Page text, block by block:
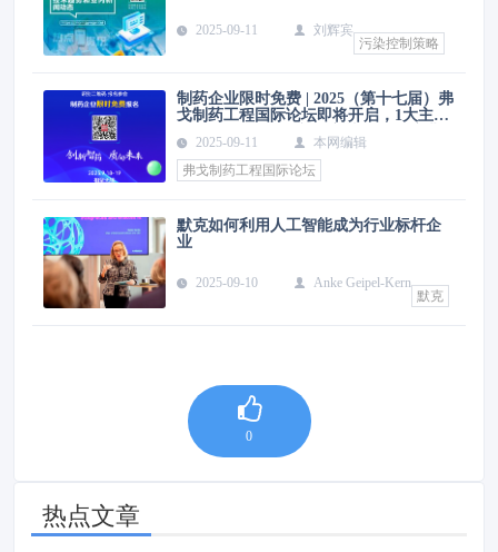
2025-09-11
刘辉宾
污染控制策略
制药企业限时免费 | 2025（第十七届）弗
戈制药工程国际论坛即将开启，1大主论
坛 8场分论坛 1场专题培训 70余场演讲
2025-09-11
本网编辑
弗戈制药工程国际论坛
默克如何利用人工智能成为行业标杆企
业
2025-09-10
Anke Geipel-Kern
默克
0
热点文章